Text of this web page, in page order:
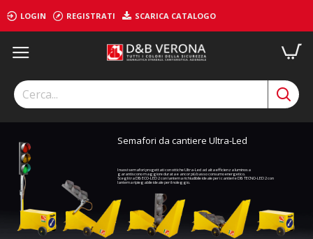
LOGIN REGISTRATI SCARICA CATALOGO
Semafori da cantiere Ultra-Led
I nuovi semafori progettati con ottiche Ultra-Led ad alta efficienza luminosa
garantiscono maggiore durata e ancor più basso consumo energetico.
Scegli tra DB ECO-LED 2 con lanterna richiudibile ideale per i cantieri e DB TECNO-LED 2 con
lanterna ripiegabile ideale per il noleggio.